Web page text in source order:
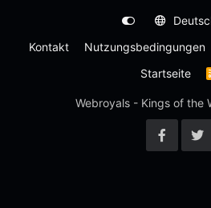
Kontakt
Nutzungsbedingungen
Startseite
Webroyals - Kings of the